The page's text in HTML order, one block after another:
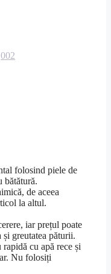
002
folosind piele de
bătătură.
de aceea
la altul.
iar prețul poate
greutatea păturii.
cu apă rece și
Nu folosiți